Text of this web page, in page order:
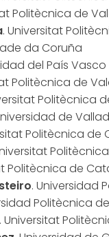
Politècnica de
. Universitat
da Coruña
del País Vasco
Politècnica de
Politècnica
de
Politècnica de
Politècnica de
. Universidad
Politècnica
. Universitat